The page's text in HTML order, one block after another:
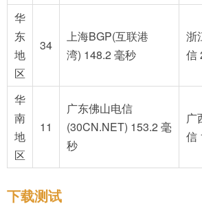
华
东
地
区
34
上海BGP(互联港
湾) 148.2 毫秒
浙
信
华
南
地
区
11
广东佛山电信
(30CN.NET) 153.2 毫
秒
广
信
下载测试